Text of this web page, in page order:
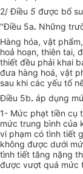
2/ Điều 5 được bổ
''Điều 5a. Những
Hàng hóa, vật
hoả hoạn, thiên tai,
thiết đều phải khai
đưa hàng hoá, vật
sau khi các yếu tố
Điều 5b. áp dụng
1- Mức phạt tiền cụ
mức trung bình của
vi phạm có tình tiết
không được dưới
tình tiết tăng nặng
được vượt quá mức